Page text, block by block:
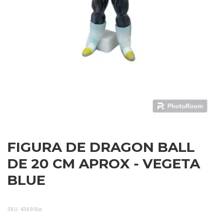
FIGURA DE DRAGON BALL
DE 20 CM APROX - VEGETA
BLUE
SKU: 436916a